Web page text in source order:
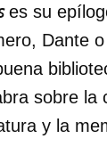
es su
Dante
sobre la
y la